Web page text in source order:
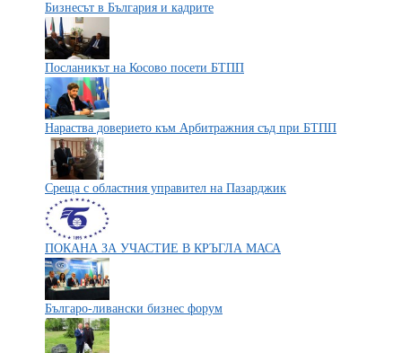
Бизнесът в България и кадрите
Посланикът на Косово посети БТПП
Нараства доверието към Арбитражния съд при БТПП
Среща с областния управител на Пазарджик
ПОКАНА ЗА УЧАСТИЕ В КРЪГЛА МАСА
Българо-ливански бизнес форум